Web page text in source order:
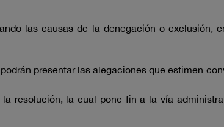
las causas de la denegación o exclusión,
presentar las alegaciones que estimen
resolución, la cual pone fin a la vía